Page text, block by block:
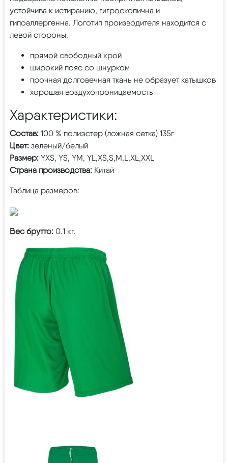
устойчива к истиранию, гигроскопична и
гипоаллергенна. Логотип производителя находится с
левой стороны.
прямой свободный крой
широкий пояс со шнурком
прочная долговечная ткань не образует катышков
хорошая воздухопроницаемость
Характеристики:
Состав: 100 % полиэстер (ложная сетка) 135г
Цвет: зеленый/белый
Размер: YXS, YS, YM, YL,XS,S,M,L,XL,XXL
Страна производства: Китай
Таблица размеров:
Вес брутто: 0.1 кг.